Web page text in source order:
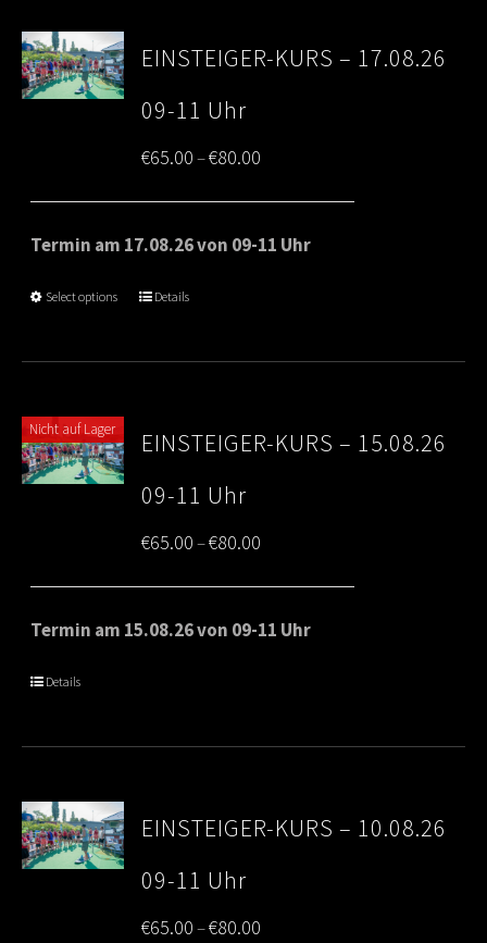
EINSTEIGER-KURS – 17.08.26
09-11 Uhr
€65.00–€80.00
range:
€65.00
Termin am 17.08.26 von 09-11 Uhr
Select options Details
Nicht auf Lager
EINSTEIGER-KURS – 15.08.26
09-11 Uhr
€65.00–€80.00
range:
€65.00
Termin am 15.08.26 von 09-11 Uhr
Details
EINSTEIGER-KURS – 10.08.26
09-11 Uhr
€65.00–€80.00